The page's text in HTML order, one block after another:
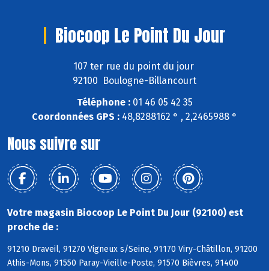
Biocoop Le Point Du Jour
107 ter rue du point du jour
92100 Boulogne-Billancourt
Téléphone :01 46 05 42 35
Coordonnées GPS : 48,8288162 ° , 2,2465988 °
Nous suivre sur
Votre magasin Biocoop Le Point Du Jour (92100) est
proche de :
91210 Draveil, 91270 Vigneux s/Seine, 91170 Viry-Châtillon, 91200
Athis-Mons, 91550 Paray-Vieille-Poste, 91570 Bièvres, 91400